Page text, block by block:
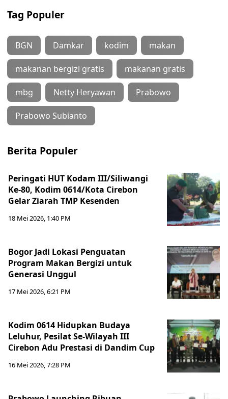
Tag Populer
BGN Damkar kodim makan
makanan bergizi gratis makanan gratis
mbg Netty Heryawan Prabowo
Prabowo Subianto
Berita Populer
Peringati HUT Kodam III/Siliwangi
Ke-80, Kodim 0614/Kota Cirebon
Gelar Ziarah TMP Kesenden
18 Mei 2026, 1:40 PM
Bogor Jadi Lokasi Penguatan
Program Makan Bergizi untuk
Generasi Unggul
17 Mei 2026, 6:21 PM
Kodim 0614 Hidupkan Budaya
Leluhur, Pesilat Se-Wilayah III
Cirebon Adu Prestasi di Dandim Cup
16 Mei 2026, 7:28 PM